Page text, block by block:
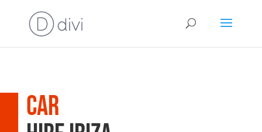
Car